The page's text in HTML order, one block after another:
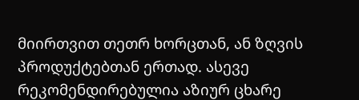
მიირთვით თეთრ ხორცთან, ან ზღვის
პროდუქტებთან ერთად. ასევე
რეკომენდირებულია აზიურ ცხარე